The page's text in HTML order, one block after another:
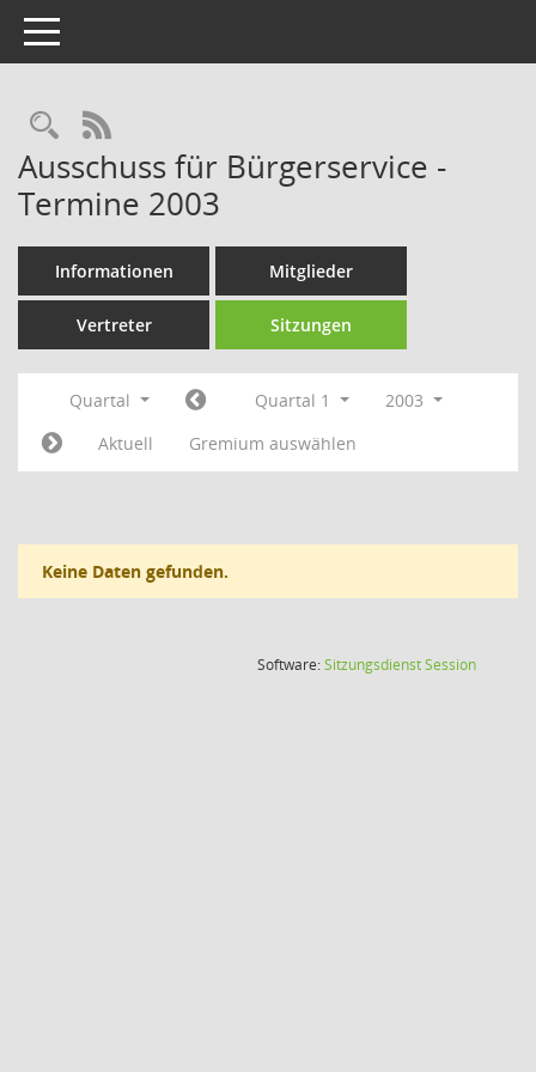
Toggle navigation
Rechercheauswahl
RSS-Feed
Ausschuss für Bürgerservice -
Termine 2003
Informationen Mitglieder
Vertreter Sitzungen
Quartal Quartal 1
2003
Aktuell
Gremium auswählen
Keine Daten gefunden.
Software:SitzungsdienstSession(Wird in